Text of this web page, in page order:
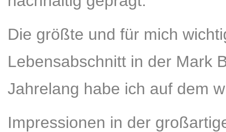
Die größte und für mich
Lebensabschnitt in der Mark
Jahrelang habe ich auf dem
Impressionen in der